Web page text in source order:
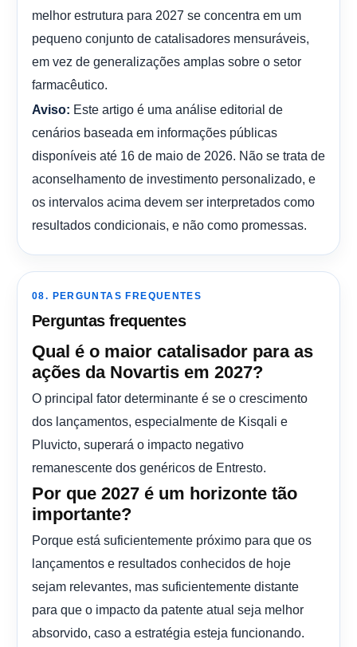
melhor estrutura para 2027 se concentra em um
pequeno conjunto de catalisadores mensuráveis,
em vez de generalizações amplas sobre o setor
farmacêutico.
Aviso: Este artigo é uma análise editorial de
cenários baseada em informações públicas
disponíveis até 16 de maio de 2026. Não se trata de
aconselhamento de investimento personalizado, e
os intervalos acima devem ser interpretados como
resultados condicionais, e não como promessas.
08. PERGUNTAS FREQUENTES
Perguntas frequentes
Qual é o maior catalisador para as
ações da Novartis em 2027?
O principal fator determinante é se o crescimento
dos lançamentos, especialmente de Kisqali e
Pluvicto, superará o impacto negativo
remanescente dos genéricos de Entresto.
Por que 2027 é um horizonte tão
importante?
Porque está suficientemente próximo para que os
lançamentos e resultados conhecidos de hoje
sejam relevantes, mas suficientemente distante
para que o impacto da patente atual seja melhor
absorvido, caso a estratégia esteja funcionando.